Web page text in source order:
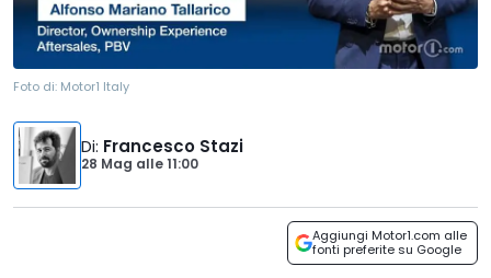
Foto di: Motor1 Italy
Di: Francesco Stazi
28 Mag alle11:00
Aggiungi Motor1.com alle
fonti preferite su Google